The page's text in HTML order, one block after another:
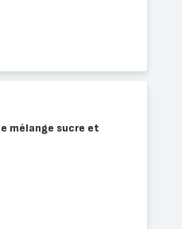
mélange sucre et